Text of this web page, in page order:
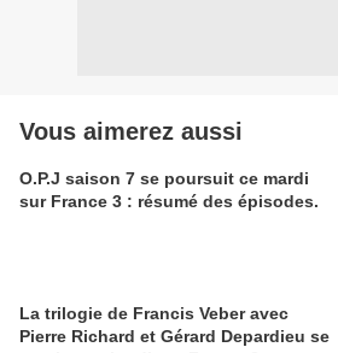
Vous aimerez aussi
O.P.J saison 7 se poursuit ce mardi
sur France 3 : résumé des épisodes.
La trilogie de Francis Veber avec
Pierre Richard et Gérard Depardieu se